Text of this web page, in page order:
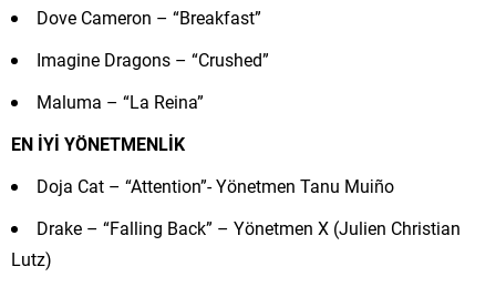
Dove Cameron – “Breakfast”
Imagine Dragons – “Crushed”
Maluma – “La Reina”
EN İYİ YÖNETMENLİK
Doja Cat – “Attention”- Yönetmen Tanu Muiño
Drake – “Falling Back” – Yönetmen X (Julien Christian
Lutz)